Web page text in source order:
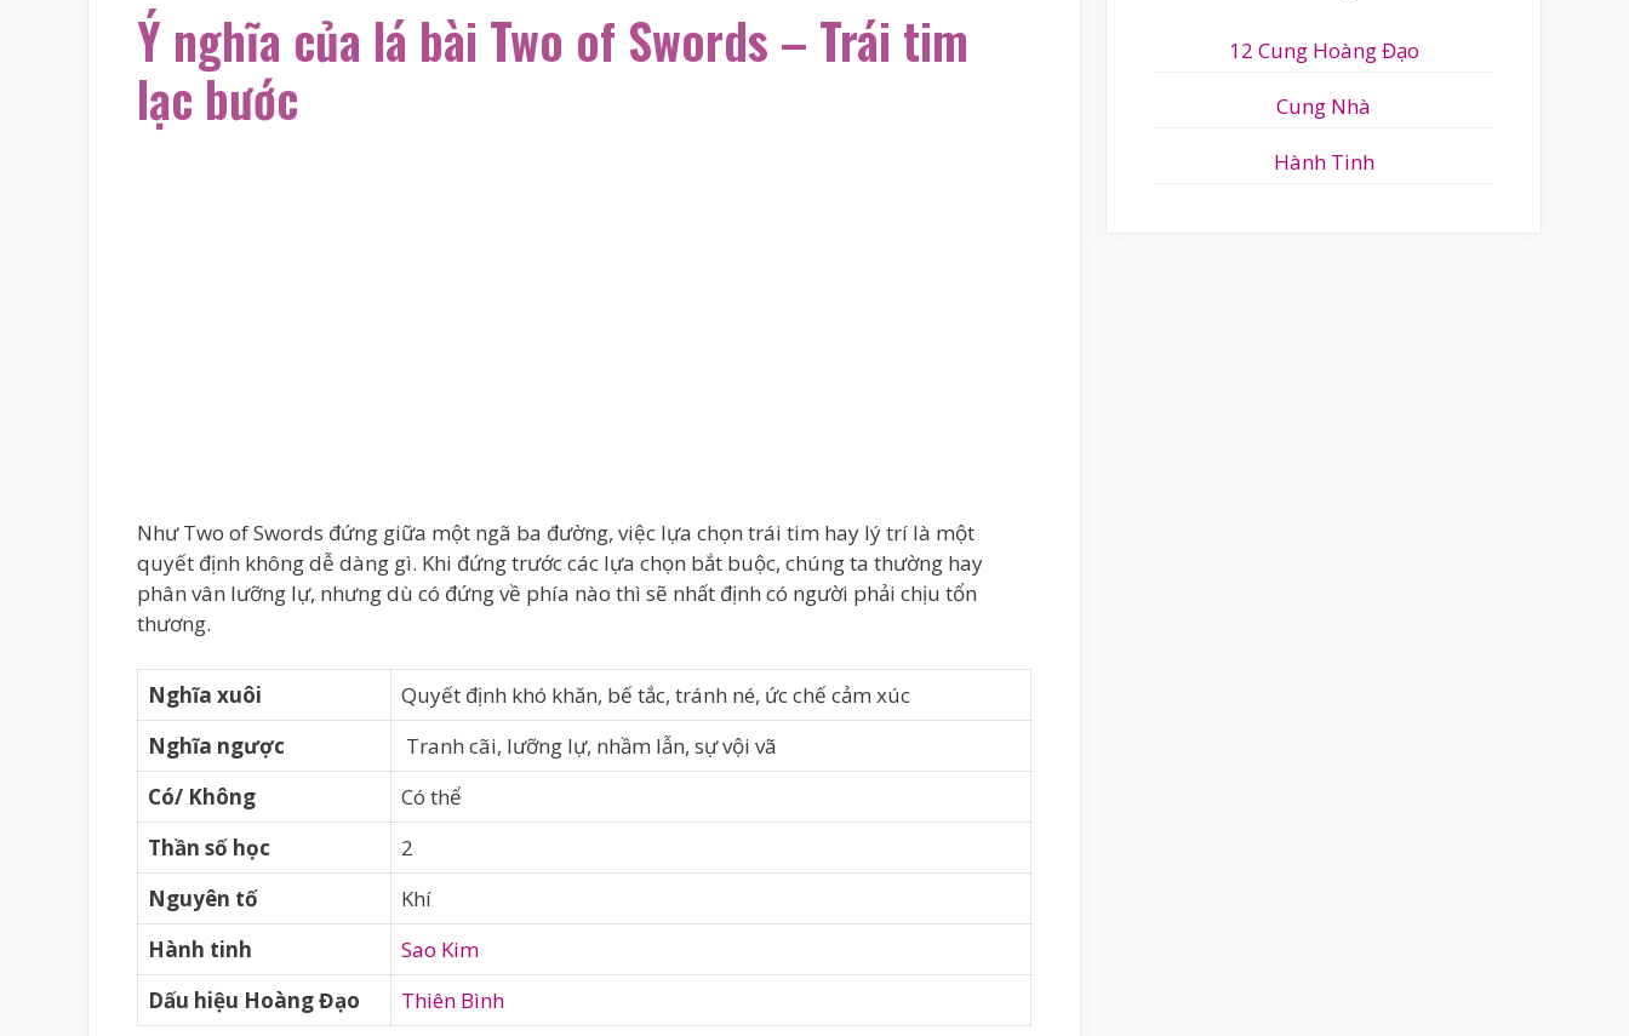
Ý nghĩa của lá bài Two of Swords – Trái tim
lạc bước
Như Two of Swords đứng giữa một ngã ba đường, việc lựa chọn trái tim hay lý trí là một
quyết định không dễ dàng gì. Khi đứng trước các lựa chọn bắt buộc, chúng ta thường hay
phân vân lưỡng lự, nhưng dù có đứng về phía nào thì sẽ nhất định có người phải chịu tổn
thương.
Nghĩa xuôi
Quyết định khó khăn, bế tắc, tránh né, ức chế cảm xúc
Nghĩa ngược
Tranh cãi, lưỡng lự, nhầm lẫn, sự vội vã
Có/ Không
Có thể
Thần số học
2
Nguyên tố
Khí
Hành tinh
Sao Kim
Dấu hiệu Hoàng Đạo
Thiên Bình
12 Cung Hoàng Đạo
Cung Nhà
Hành Tinh